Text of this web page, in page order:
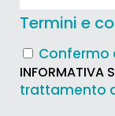
Termini e
Confermo
INFORMATIVA
trattamento